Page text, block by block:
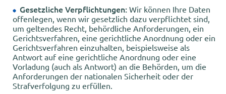
Gesetzliche Verpflichtungen: Wir können Ihre Daten
offenlegen, wenn wir gesetzlich dazu verpflichtet sind,
um geltendes Recht, behördliche Anforderungen, ein
Gerichtsverfahren, eine gerichtliche Anordnung oder ein
Gerichtsverfahren einzuhalten, beispielsweise als
Antwort auf eine gerichtliche Anordnung oder eine
Vorladung (auch als Antwort) an die Behörden, um die
Anforderungen der nationalen Sicherheit oder der
Strafverfolgung zu erfüllen.